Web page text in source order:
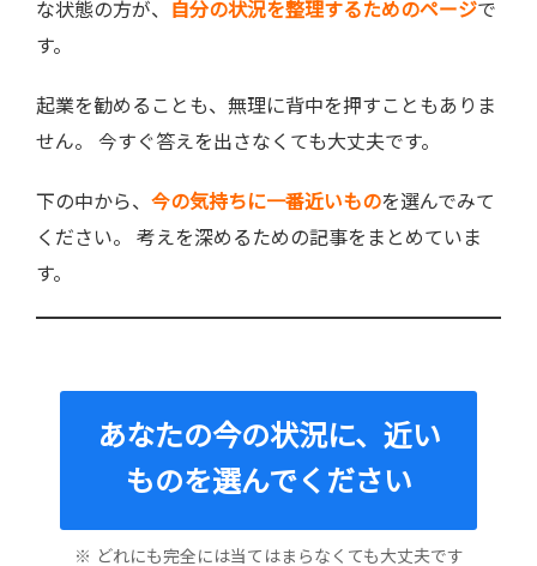
な状態の方が、
自分の状況を整理するためのページで
す。
起業を勧めることも、無理に背中を押すこともありま
せん。 今すぐ答えを出さなくても大丈夫です。
下の中から、 今の気持ちに一番近いものを選んでみて
ください。 考えを深めるための記事をまとめていま
す。
あなたの今の状況に、近い
ものを選んでください
※ どれにも完全には当てはまらなくても大丈夫です